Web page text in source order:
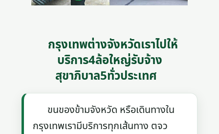
กรุงเทพต่างจังหวัดเราไปให้
บริการ4ล้อใหญ่รับจ้าง
สุขาภิบาล5ทั่วประเทศ
ขนของข้ามจังหวัด หรือเดินทางใน
กรุงเทพเรามีบริการทุกเส้นทาง ตจว